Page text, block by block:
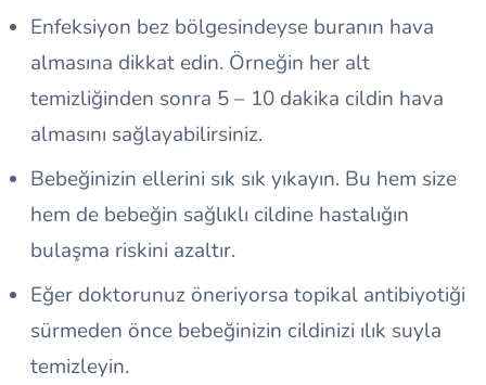
Enfeksiyon bez bölgesindeyse buranın hava
almasına dikkat edin. Örneğin her alt
temizliğinden sonra 5 – 10 dakika cildin hava
almasını sağlayabilirsiniz.
Bebeğinizin ellerini sık sık yıkayın. Bu hem size
hem de bebeğin sağlıklı cildine hastalığın
bulaşma riskini azaltır.
Eğer doktorunuz öneriyorsa topikal antibiyotiği
sürmeden önce bebeğinizin cildinizi ılık suyla
temizleyin.